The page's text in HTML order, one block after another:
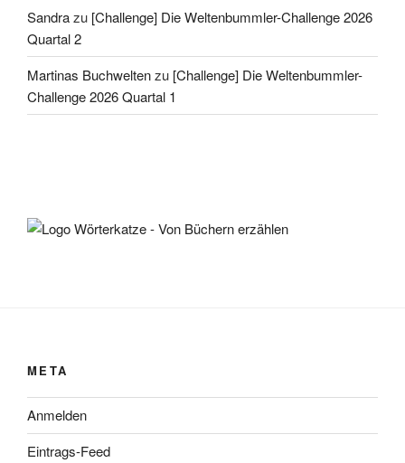
Sandrazu [Challenge] Die Weltenbummler-Challenge 2026
Quartal 2
Martinas Buchweltenzu [Challenge] Die Weltenbummler-
Challenge 2026 Quartal 1
META
Anmelden
Eintrags-Feed